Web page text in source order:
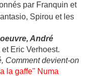
par Franquin et
Spirou et les
André
Eric Verhoest.
Comment devient-on
la gaffe" Numa